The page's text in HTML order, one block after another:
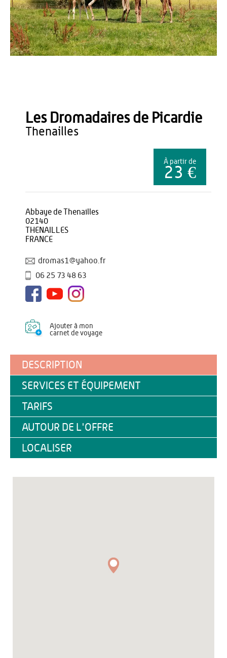
Office de Tourisme du Pays de Thiérache
Les Dromadaires de Picardie
thenailles
À partir de
23 €
Abbaye de Thenailles
02140
THENAILLES
FRANCE
dromas1@yahoo.fr
06 25 73 48 63
Ajouter à mon
carnet de voyage
DESCRIPTION
SERVICES ET ÉQUIPEMENT
TARIFS
AUTOUR DE L'OFFRE
LOCALISER